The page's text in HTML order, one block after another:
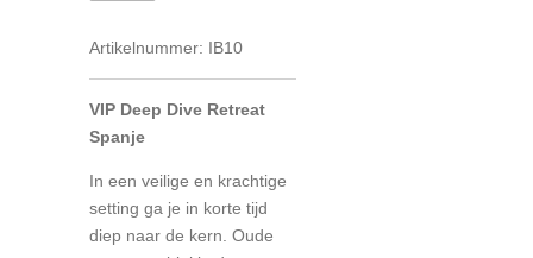
Artikelnummer: IB10
VIP Deep Dive Retreat
Spanje
In een veilige en krachtige
setting ga je in korte tijd
diep naar de kern. Oude